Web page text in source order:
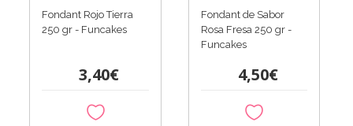
Fondant Rojo Tierra
250 gr - Funcakes
3,40€
Fondant de Sabor
Rosa Fresa 250 gr -
Funcakes
4,50€